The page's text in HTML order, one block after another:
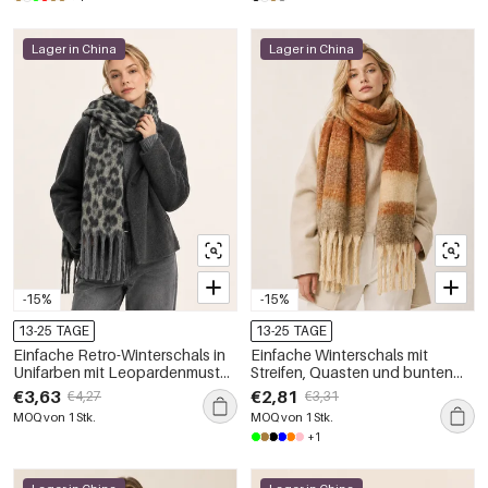
-15%
Lager in China
13-25 TAGE
Einfache Retro-Winterschals in
Unifarben mit Leopardenmuster
und Quasten
€3,63 €4,27
MOQ von 1 Stk.
-15%
Lager in China
13-25 TAGE
Einfache Winterschals mit
Streifen, Quasten und bunten
Verzierungen
€2,81 €3,31
MOQ von 1 Stk.
+1